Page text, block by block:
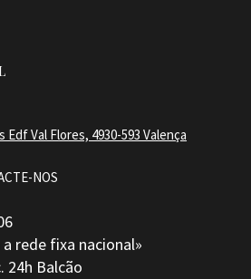
Val Flores, 4930-593 Valença
NOS
rede fixa nacional»
24h Balcão